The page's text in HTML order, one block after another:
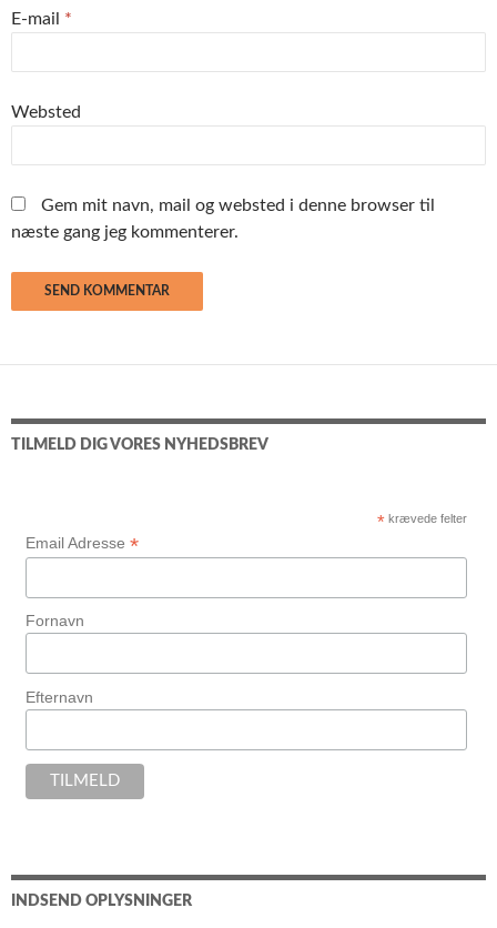
E-mail *
Websted
Gem mit navn, mail og websted i denne browser til
næste gang jeg kommenterer.
TILMELD DIG VORES NYHEDSBREV
* krævede felter
Email Adresse *
Fornavn
Efternavn
INDSEND OPLYSNINGER